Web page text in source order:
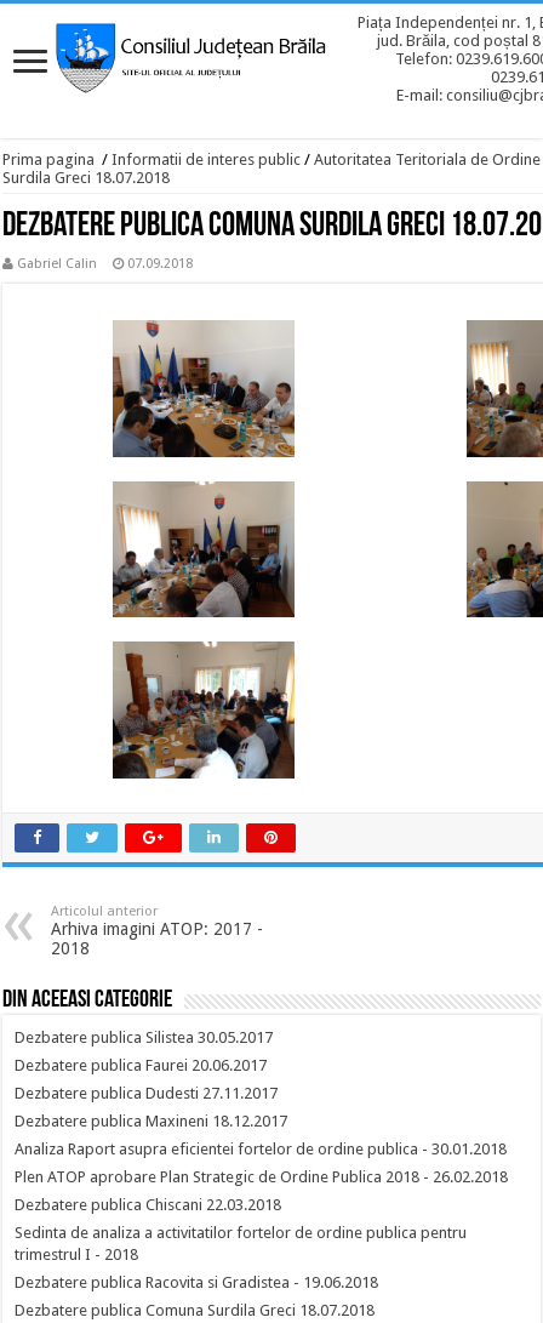
Piața Independenței nr. 1,
jud. Brăila, cod poștal
Telefon:
E-mail:
Prima pagina / Informatii de interes public / Autoritatea Teritoriala de Ordine
Surdila Greci 18.07.2018
Dezbatere publica Comuna Surdila Greci
Gabriel Calin 07.09.2018
Articolul anterior
Arhiva imagini ATOP: 2017 -
2018
Din aceeasi categorie
Dezbatere publica Silistea 30.05.2017
Dezbatere publica Faurei 20.06.2017
Dezbatere publica Dudesti 27.11.2017
Dezbatere publica Maxineni 18.12.2017
Analiza Raport asupra eficientei fortelor de ordine publica - 30.01.2018
Plen ATOP aprobare Plan Strategic de Ordine Publica 2018 - 26.02.2018
Dezbatere publica Chiscani 22.03.2018
Sedinta de analiza a activitatilor fortelor de ordine publica pentru
trimestrul I - 2018
Dezbatere publica Racovita si Gradistea - 19.06.2018
Dezbatere publica Comuna Surdila Greci 18.07.2018